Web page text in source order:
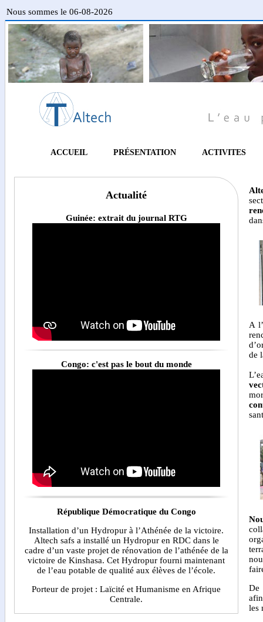
Nous sommes le 06-08-2026
ACCUEIL PRÉSENTATION ACTIVITES
Actualité
Guinée: extrait du journal RTG
Congo: c'est pas le bout du monde
République Démocratique du Congo
Installation d’un Hydropur à l’Athénée de la victoire.
Altech safs a installé un Hydropur en RDC dans le
cadre d’un vaste projet de rénovation de l’athénée de la
victoire de Kinshasa. Cet Hydropur fourni maintenant
de l’eau potable de qualité aux élèves de l’école.
Porteur de projet : Laïcité et Humanisme en Afrique
Centrale.
A
de
De
les